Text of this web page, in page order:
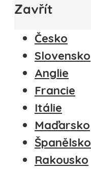
Zavřít
Česko
Slovensko
Anglie
Francie
Itálie
Maďarsko
Španělsko
Rakousko